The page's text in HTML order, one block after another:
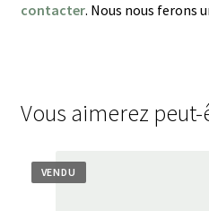
contacter. Nous nous ferons
Vous aimerez
VENDU